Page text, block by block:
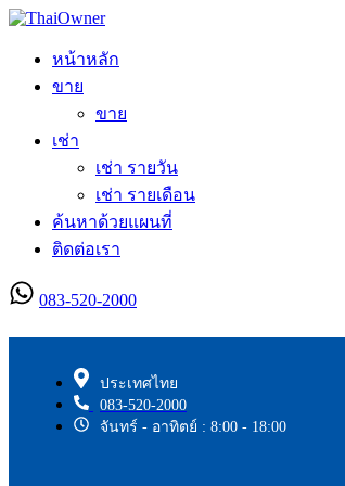
หน้าหลัก
ขาย
ขาย
เช่า
เช่า รายวัน
เช่า รายเดือน
ค้นหาด้วยแผนที่
ติดต่อเรา
083-520-2000
ประเทศไทย
083-520-2000
จันทร์ - อาทิตย์ : 8:00 - 18:00